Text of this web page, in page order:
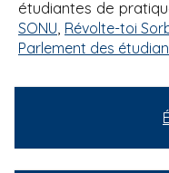
étudiantes de
SONU Révolte-toi
Parlement des